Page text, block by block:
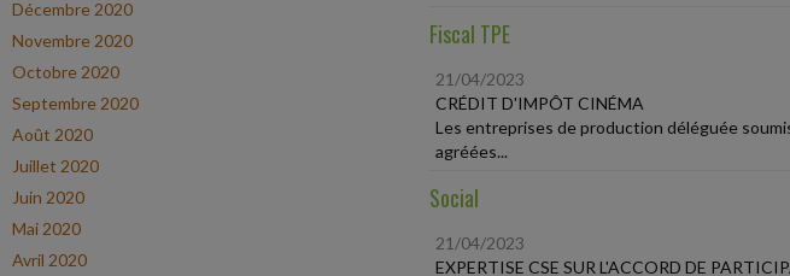
Décembre 2020
Novembre 2020
Octobre 2020
Septembre 2020
Août 2020
Juillet 2020
Juin 2020
Mai 2020
Avril 2020
Fiscal TPE
21/04/2023
CRÉDIT D'IMPÔT CINÉMA
Les entreprises de production déléguée
agréées...
Social
21/04/2023
EXPERTISE CSE SUR L'ACCORD DE